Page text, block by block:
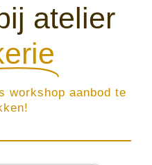
atelier
workshop aanbod te